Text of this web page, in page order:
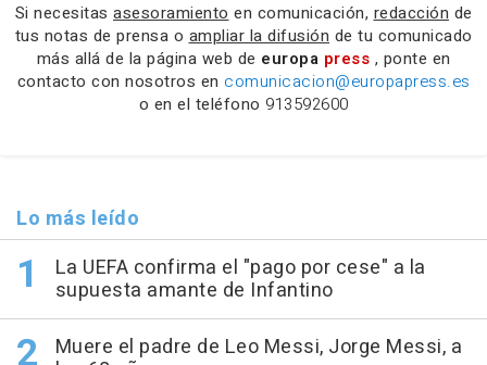
Si necesitas asesoramiento en comunicación, redacción de
tus notas de prensa o ampliar la difusión de tu comunicado
más allá de la página web de europa press , ponte en
contacto con nosotros en comunicacion@europapress.es
o en el teléfono 913592600
Lo más leído
La UEFA confirma el "pago por cese" a la
supuesta amante de Infantino
Muere el padre de Leo Messi, Jorge Messi, a